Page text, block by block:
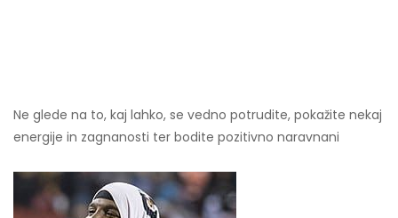
Ne glede na to, kaj lahko, se vedno potrudite, pokažite nekaj
energije in zagnanosti ter bodite pozitivno naravnani